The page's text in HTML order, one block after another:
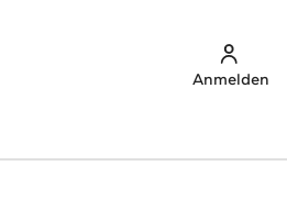
Anmelden